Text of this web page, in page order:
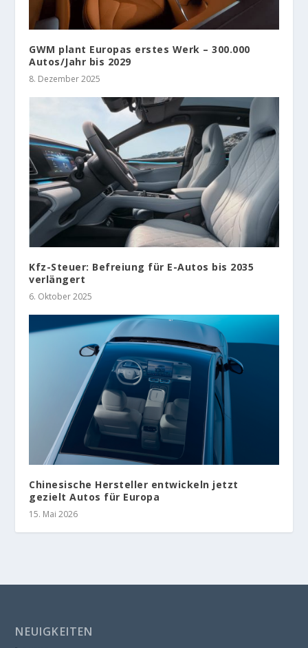
GWM plant Europas erstes Werk – 300.000
Autos/Jahr bis 2029
8. Dezember 2025
Kfz-Steuer: Befreiung für E-Autos bis 2035
verlängert
6. Oktober 2025
Chinesische Hersteller entwickeln jetzt
gezielt Autos für Europa
15. Mai 2026
NEUIGKEITEN